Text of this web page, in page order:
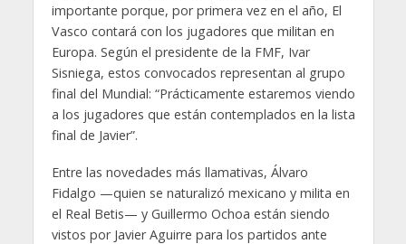
importante porque, por primera vez en el año, El
Vasco contará con los jugadores que militan en
Europa. Según el presidente de la FMF, Ivar
Sisniega, estos convocados representan al grupo
final del Mundial: “Prácticamente estaremos viendo
a los jugadores que están contemplados en la lista
final de Javier”.
Entre las novedades más llamativas, Álvaro
Fidalgo —quien se naturalizó mexicano y milita en
el Real Betis— y Guillermo Ochoa están siendo
vistos por Javier Aguirre para los partidos ante